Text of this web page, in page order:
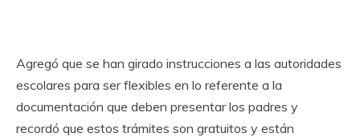
Agregó que se han girado instrucciones a las autoridades
escolares para ser flexibles en lo referente a la
documentación que deben presentar los padres y
recordó que estos trámites son gratuitos y están